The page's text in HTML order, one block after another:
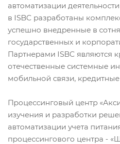
автоматизации
в ISBC разработаны
успешно внедренные в
государственных и
Партнерами ISBC являются
отечественные системные
мобильной связи,
Процессинговый центр
изучения и разработки
автоматизации учета
процессингового центра -